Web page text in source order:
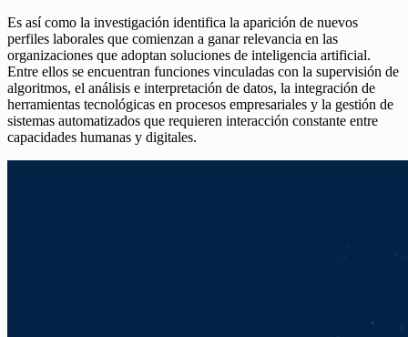
Es así como la investigación identifica la aparición de nuevos
perfiles laborales que comienzan a ganar relevancia en las
organizaciones que adoptan soluciones de inteligencia artificial.
Entre ellos se encuentran funciones vinculadas con la supervisión de
algoritmos, el análisis e interpretación de datos, la integración de
herramientas tecnológicas en procesos empresariales y la gestión de
sistemas automatizados que requieren interacción constante entre
capacidades humanas y digitales.